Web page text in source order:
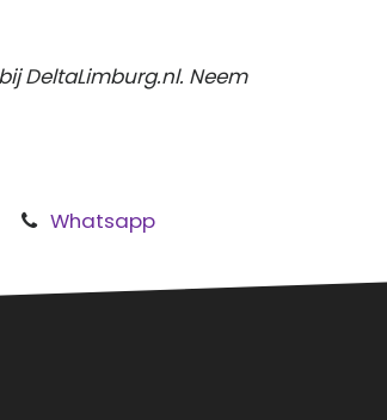
DeltaLimburg.nl. Neem
Whatsapp